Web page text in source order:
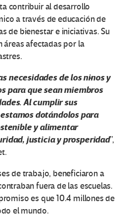
contribuir al desarrollo
a través de educación de
de bienestar e iniciativas. Su
áreas afectadas por la
necesidades de los niños y
para que sean miembros
Al cumplir sus
dotándolos para
y alimentar
justicia y prosperidad”,
de trabajo, beneficiaron a
fuera de las escuelas.
es que 10.4 millones de
el mundo.